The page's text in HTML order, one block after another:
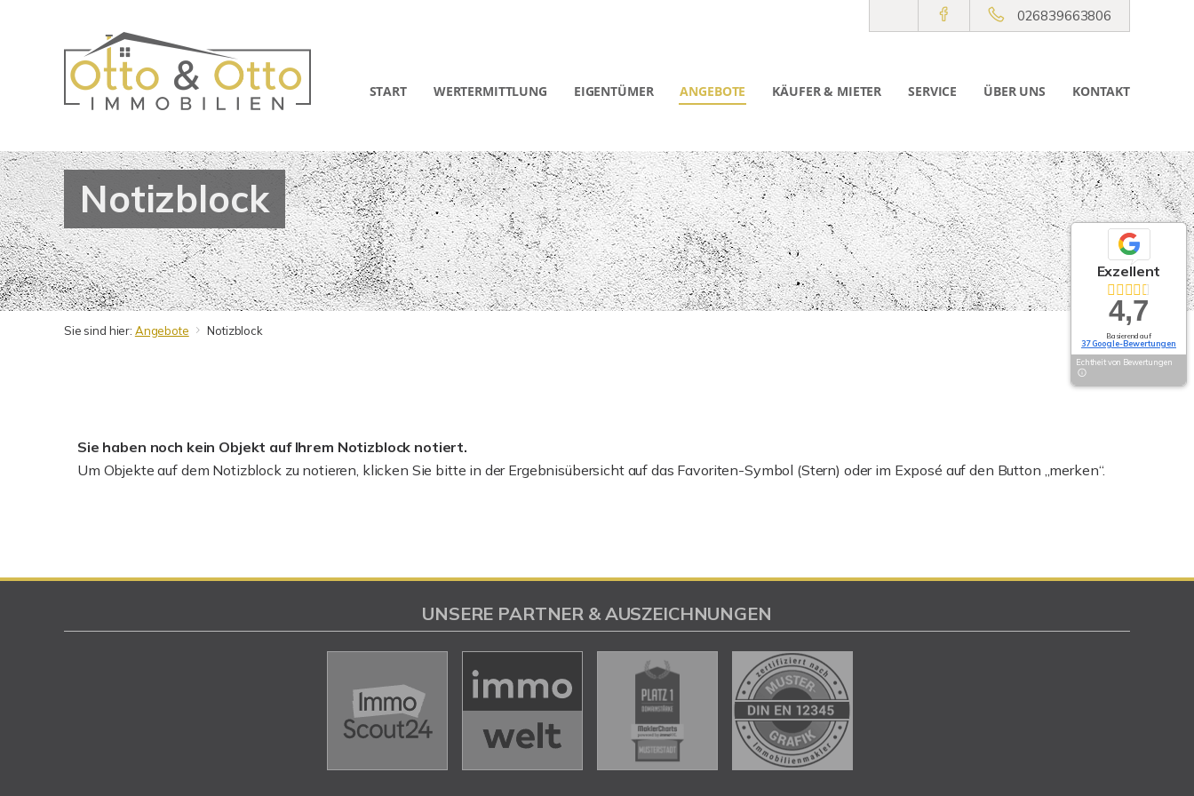
026839663806
START WERTERMITTLUNG EIGENTÜMER ANGEBOTE KÄUFER & MIETER SERVICE ÜBER UNS KONTAKT
Notizblock
Sie sind hier: Angebote Notizblock
Sie haben noch kein Objekt auf Ihrem Notizblock notiert.
Um Objekte auf dem Notizblock zu notieren, klicken Sie bitte in der Ergebnisübersicht auf das Favoriten-Symbol (Stern) oder im Exposé auf den Button „merken“.
Exzellent
4,7
Basierend auf
37 Google-Bewertungen
Echtheit von Bewertungen
UNSERE PARTNER & AUSZEICHNUNGEN